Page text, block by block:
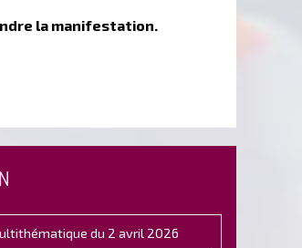
la manifestation.
du 2 avril 2026